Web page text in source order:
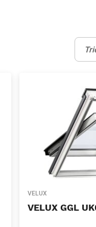
Trier:
VELUX
VELUX GGL